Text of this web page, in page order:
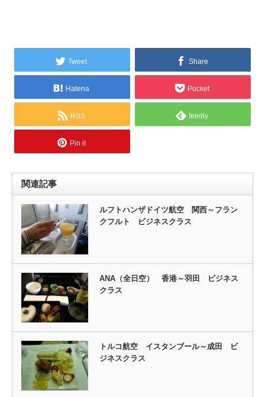
Tweet Share
Hatena Pocket
RSS feedly
Pin it
関連記事
ルフトハンザドイツ航空 関西～フラン
クフルト ビジネスクラス
ANA（全日空） 香港～羽田 ビジネス
クラス
トルコ航空 イスタンブール～成田 ビ
ジネスクラス